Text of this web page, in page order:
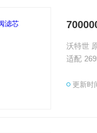
沃特世
适配
更新时